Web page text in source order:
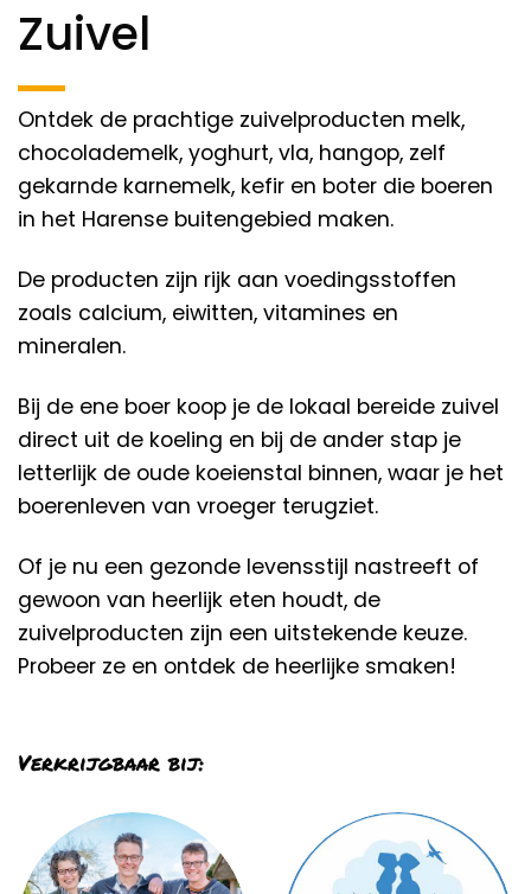
Zuivel
Ontdek de prachtige zuivelproducten melk,
chocolademelk, yoghurt, vla, hangop, zelf
gekarnde karnemelk, kefir en boter die boeren
in het Harense buitengebied maken.
De producten zijn rijk aan voedingsstoffen
zoals calcium, eiwitten, vitamines en
mineralen.
Bij de ene boer koop je de lokaal bereide zuivel
direct uit de koeling en bij de ander stap je
letterlijk de oude koeienstal binnen, waar je het
boerenleven van vroeger terugziet.
Of je nu een gezonde levensstijl nastreeft of
gewoon van heerlijk eten houdt, de
zuivelproducten zijn een uitstekende keuze.
Probeer ze en ontdek de heerlijke smaken!
Verkrijgbaar bij: